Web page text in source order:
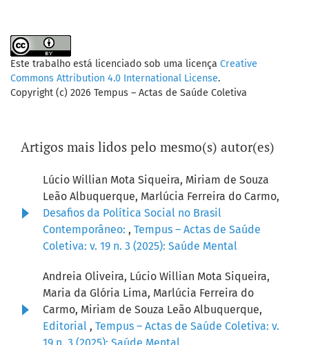
Este trabalho está licenciado sob uma licença Creative
Commons Attribution 4.0 International License.
Copyright (c) 2026 Tempus – Actas de Saúde Coletiva
Artigos mais lidos pelo mesmo(s) autor(es)
Lúcio Willian Mota Siqueira, Miriam de Souza
Leão Albuquerque, Marlúcia Ferreira do Carmo,
Desafios da Política Social no Brasil
Contemporâneo: , Tempus – Actas de Saúde
Coletiva: v. 19 n. 3 (2025): Saúde Mental
Andreia Oliveira, Lúcio Willian Mota Siqueira,
Maria da Glória Lima, Marlúcia Ferreira do
Carmo, Miriam de Souza Leão Albuquerque,
Editorial , Tempus – Actas de Saúde Coletiva: v.